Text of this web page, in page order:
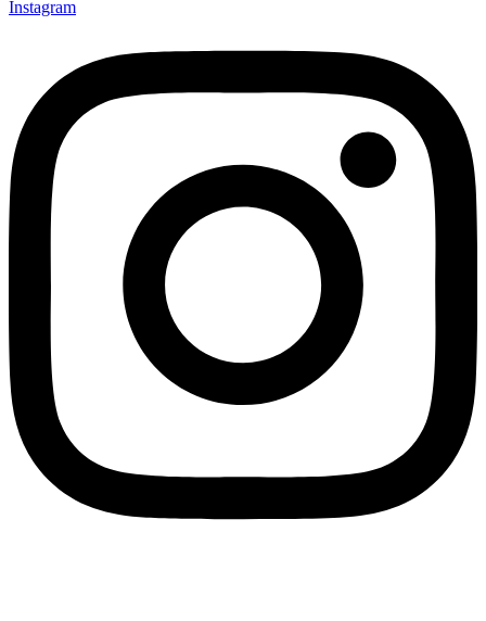
Instagram